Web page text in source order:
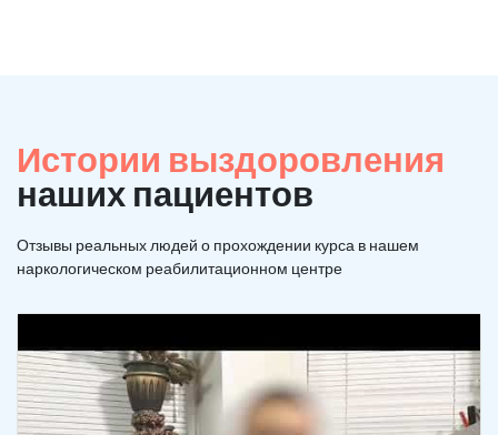
Истории выздоровления
наших пациентов
Отзывы реальных людей о прохождении курса в нашем
наркологическом реабилитационном центре